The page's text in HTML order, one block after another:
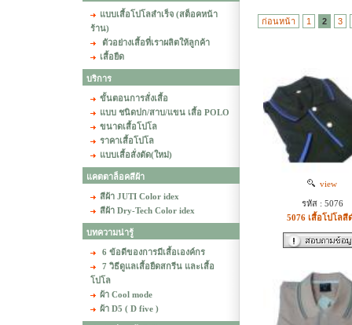
แบบเสื้อโปโลสำเร็จ (สต็อคหน้า
ร้าน)
ตัวอย่างเสื้อที่เราผลิตให้ลูกค้า
เสื้อยืด
บริการ
ขั้นตอนการสั่งเสื้อ
แบบ ชนิดปก/สาบ/แขน เสื้อ POLO
ขนาดเสื้อโปโล
ราคาเสื้อโปโล
แบบเสื้อสั่งตัด(ใหม่)
แคตตาล็อคสีผ้า
สีผ้า JUTI Color idex
สีผ้า Dry-Tech Color idex
บทความน่ารู้
6 ข้อดีของการมีเสื้อเองค์กร
7 วิธีดูแลเสื้อยืดสกรีน และเสื้อ
โปโล
ผ้า Cool mode
ผ้า D5 ( D five )
ก่อนหน้า 1 2 3
view
รหัส : 5076
5076 เสื้อโปโลสี